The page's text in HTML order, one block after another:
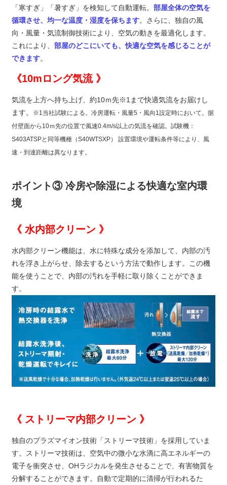
「寒すぎ」「暑すぎ」を検知して自動運転。部屋全体の空気を
循環させ、均一な温度・湿度を保ちます。さらに、独自の風
向・風量・気流制御技術により、空気の動きを最適化します。
これにより、部屋のどこにいても、快適な空気を感じることが
できます。
《10mロング気流 》
気流を上方へ持ち上げ、約10ｍ先※1まで快適気流をお届けし
ます。
※1当社試験による。冷房運転・風量5・風向1設定時において。据
付壁面から10ｍ先の位置で風速0.4m/s以上の気流を確認。試験機：
S403ATSPと同等機種（S40WTSXP） 設置環境や運転条件等により、風
速・到達距離は異なります。
ポイント③ 冷房や除湿による快適な室内環
境
《 水内部クリーン 》
水内部クリーン機能は、水に特殊な成分を添加して、内部の汚
れを浮き上がらせ、除去するという方法で動作します。この機
能を使うことで、内部の汚れを手軽に取り除くことができま
す。
《 ストリーマ内部クリーン 》
独自のプラズマイオン技術「ストリーマ技術」を採用していま
す。ストリーマ技術は、空気中の微小な水滴に高エネルギーの
電子を衝突させ、OHラジカルを発生させることで、有害物質を
分解することができます。自動で定期的に清掃が行われるた